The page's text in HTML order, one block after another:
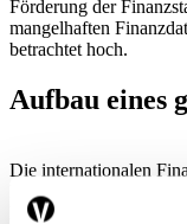
Förderung der
mangelhaften
betrachtet hoch.
Aufbau eines
Die internationalen
Förderung und
Finanzgeschäften